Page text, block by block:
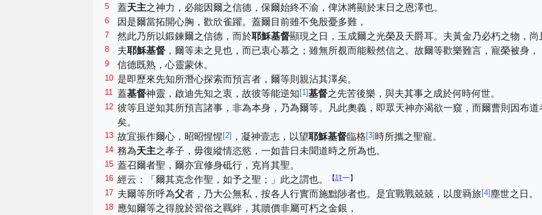
5 蓋天主之神力，必能因爾之信德，保爾始終不渝，俾沐將顯於末日之恩澤也。
6 因是爾當拓開心胸，歡欣雀躍。蓋爾目前雖不免殷憂多難，
7 然此乃所以鍛鍊爾之信德，而於耶穌基督顯現之日，玉成爾之光榮及天爵耳。夫黃金乃必朽之物，尚
8 夫耶穌基督 ，爾等未之見也，而已衷心慕之；雖無所覩而能毅然信之。故爾等歡樂難言，寵榮被身，
9 信德既熟，心靈蒙休。
10 是即歷來先知所潛心探索而預言者，爾等則親沾其澤矣。
11 蓋基督神靈，啟迪先知之衷，故彼等能逆知[1]基督之先苦後樂，與夫其事之成於何時何世。
12 彼等且逆知其所預言諸事，非為本身，乃為爾等。凡此奧義，即眾天神亦渴欲一窺，而爾曹則因布道
矣。
13 故宜振作爾心，昭昭惺惺[2] ，凝神壹志，以望耶穌基督臨格[3]時所攜之聖寵。
14 務為天主之孝子，毋復縱情恣慾，一如昔日未聞道時之所為也。
15 蓋召爾者聖，爾亦宜修身砥行，克肖其聖。
16 經云：「爾其克念作聖，如予之聖；」此之謂也。 【註一】
17 夫爾等所呼為父者，乃大公無私，按各人行實而施黜陟者也。是宜戰戰兢兢，以度羇旅[4]塵世之日。
18 應知爾等之得脫於習俗之羈絆，其贖價非屬可朽之金銀，